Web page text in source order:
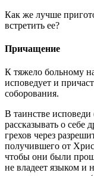
Как же лучше
встретить ее?
Причащение
К тяжело больному
исповедует и
соборования.
В таинстве исповеди
рассказывать о себе
грехов через
получившего от
чтобы они были
не владеет языком и